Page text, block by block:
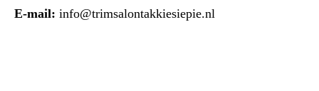
E-mail: info@trimsalontakkiesiepie.nl